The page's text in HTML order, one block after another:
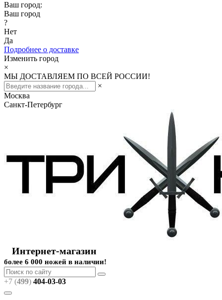
Ваш город:
Ваш город
?
Нет
Да
Подробнее о доставке
Изменить город
×
МЫ ДОСТАВЛЯЕМ ПО ВСЕЙ РОССИИ!
×
Москва
Санкт-Петербург
Интернет-магазин
более 6 000 ножей в наличии!
+7 (499) 404-03-03